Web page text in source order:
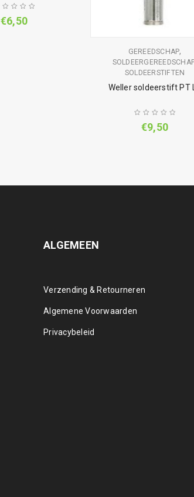
€6,50
GEREEDSCHAP,
SOLDEERSTIFTEN
Weller soldeerstift PT
€9,50
ALGEMEEN
Verzending & Retourneren
Algemene Voorwaarden
Privacybeleid